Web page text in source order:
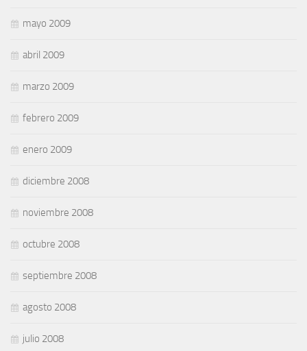
mayo 2009
abril 2009
marzo 2009
febrero 2009
enero 2009
diciembre 2008
noviembre 2008
octubre 2008
septiembre 2008
agosto 2008
julio 2008